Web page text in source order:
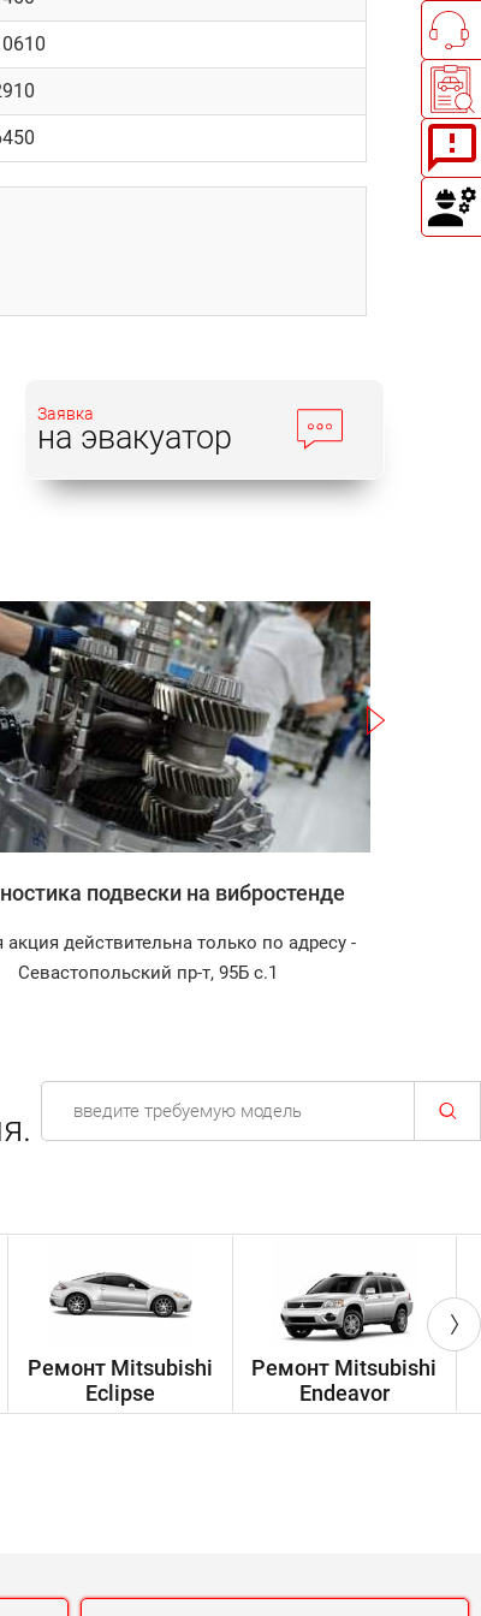
Заявка
на эвакуатор
Записаться
подвески на вибростенде
акция действительна только по адресу -
Севастопольский пр-т, 95Б с.1
Ремонт Mitsubishi
Eclipse
Ремонт Mitsubishi
Endeavor